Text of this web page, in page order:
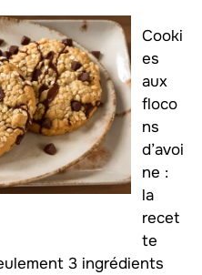
Cooki
es
aux
floco
ns
d’avoi
ne :
la
recet
te
3 ingrédients